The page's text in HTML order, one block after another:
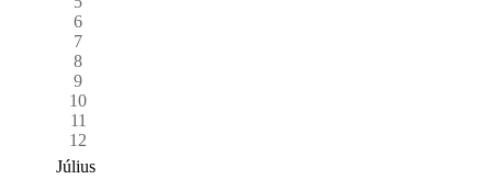
6
7
8
9
10
11
12
Július